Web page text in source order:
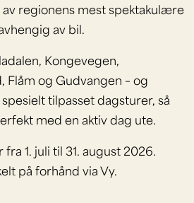
regionens mest spektakulære
av bil.
Kongevegen,
Flåm og Gudvangen – og
tilpasset dagsturer, så
med en aktiv dag ute.
1. juli til 31. august 2026.
på forhånd via Vy.